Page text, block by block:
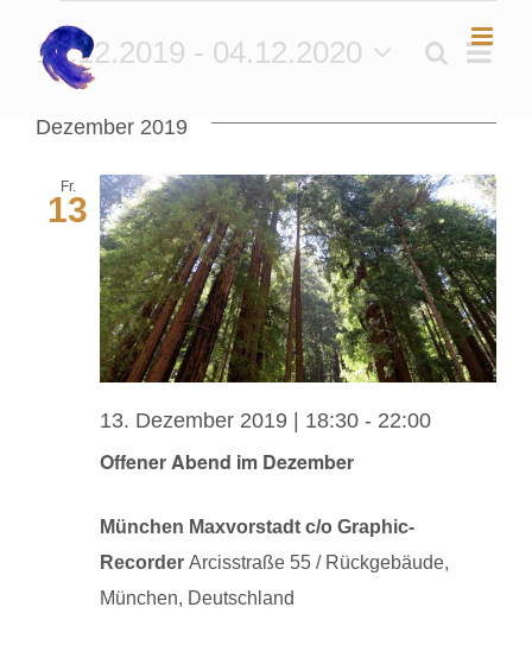
Inhalt
springen
Veranstaltungen
und
Suche
Liste
13.12.2019 - 04.12.2020
Datum
wählen.
Dezember 2019
Fr.
13
Offener Abend im Dezember
13. Dezember 2019 | 18:30 - 22:00
München Maxvorstadt c/o Graphic-
Recorder Arcisstraße 55 / Rückgebäude,
München, Deutschland